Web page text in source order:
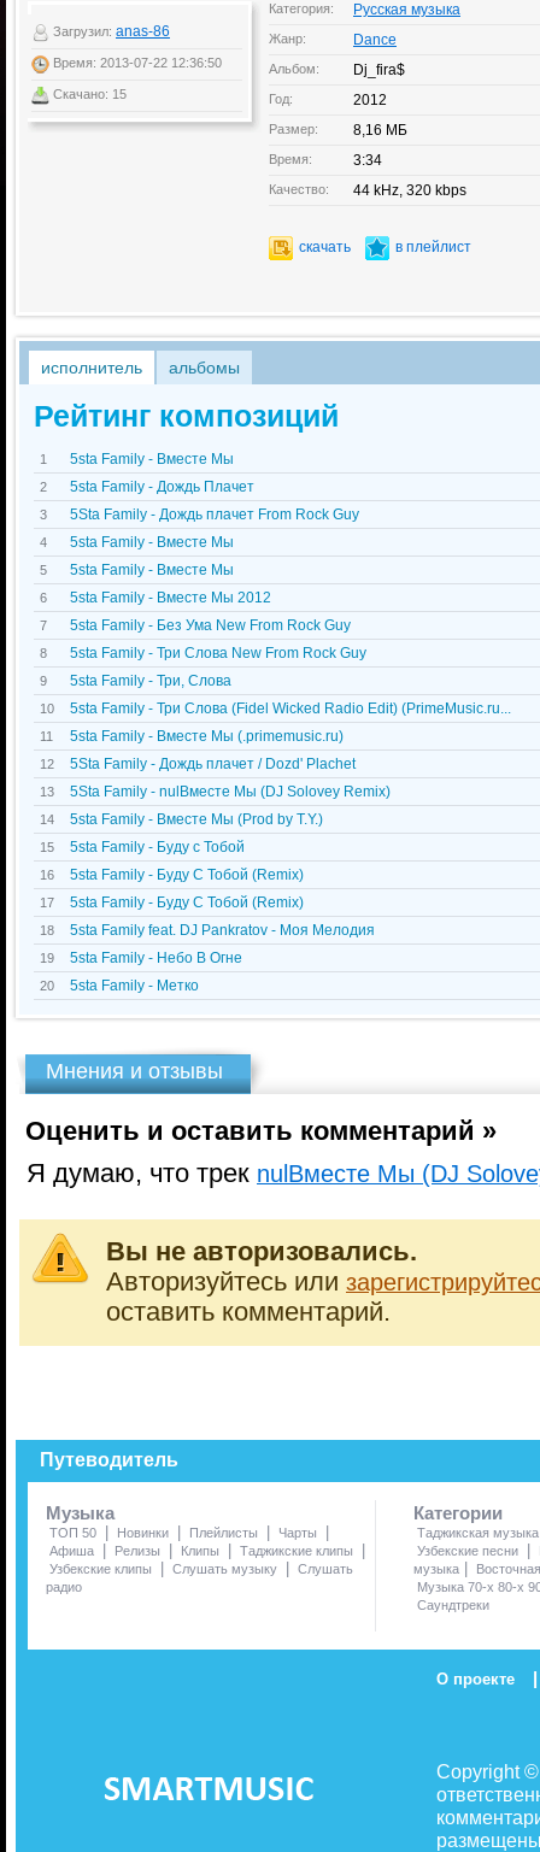
Загрузил: anas-86
Время: 2013-07-22 12:36:50
Скачано: 15
Категория: Русская музыка
Жанр: Dance
Альбом: Dj_fira$
Год: 2012
Размер: 8,16 МБ
Время: 3:34
Качество: 44 kHz, 320 kbps
скачать в плейлист
исполнитель альбомы
Рейтинг композиций
1 5sta Family - Вместе Мы
2 5sta Family - Дождь Плачет
3 5Sta Family - Дождь плачет From Rock Guy
4 5sta Family - Вместе Мы
5 5sta Family - Вместе Мы
6 5sta Family - Вместе Мы 2012
7 5sta Family - Без Ума New From Rock Guy
8 5sta Family - Три Слова New From Rock Guy
9 5sta Family - Три, Слова
10 5sta Family - Три Слова (Fidel Wicked Radio Edit) (PrimeMusic.ru...
11 5sta Family - Вместе Мы (.primemusic.ru)
12 5Sta Family - Дождь плачет / Dozd' Plachet
13 5Sta Family - nulВместе Мы (DJ Solovey Remix)
14 5sta Family - Вместе Мы (Prod by T.Y.)
15 5sta Family - Буду с Тобой
16 5sta Family - Буду С Тобой (Remix)
17 5sta Family - Буду С Тобой (Remix)
18 5sta Family feat. DJ Pankratov - Моя Мелодия
19 5sta Family - Небо В Огне
20 5sta Family - Метко
Мнения и отзывы
Оценить и оставить комментарий »
Я думаю, что трек nulВместе Мы (DJ
Вы не авторизовались.
Авторизуйтесь или
оставить комментарий.
Путеводитель
Музыка
ТОП 50 | Новинки | Плейлисты | Чарты |
Афиша | Релизы | Клипы | Таджикские клипы |
Узбекские клипы | Слушать музыку | Слушать
радио
Категории
Таджикская музыка
Узбекские песни
|
музыка |
Музыка 70-х 80-х
Саундтреки
О проекте |
Copyright
размещены